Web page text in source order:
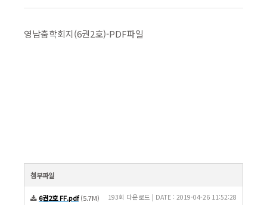
영남춤학회지(6권2호)-PDF파일
첨부파일
6권2호 FF.pdf(5.7M) 193회 다운로드 | DATE : 2019-04-26 11:52:28